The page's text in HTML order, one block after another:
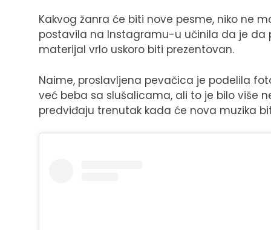
Kakvog žanra će biti nove pesme, niko ne
postavila na Instagramu-u učinila da je da
materijal vrlo uskoro biti prezentovan.
Naime, proslavljena pevačica je podelila
već beba sa slušalicama, ali to je bilo više
predviđaju trenutak kada će nova muzika